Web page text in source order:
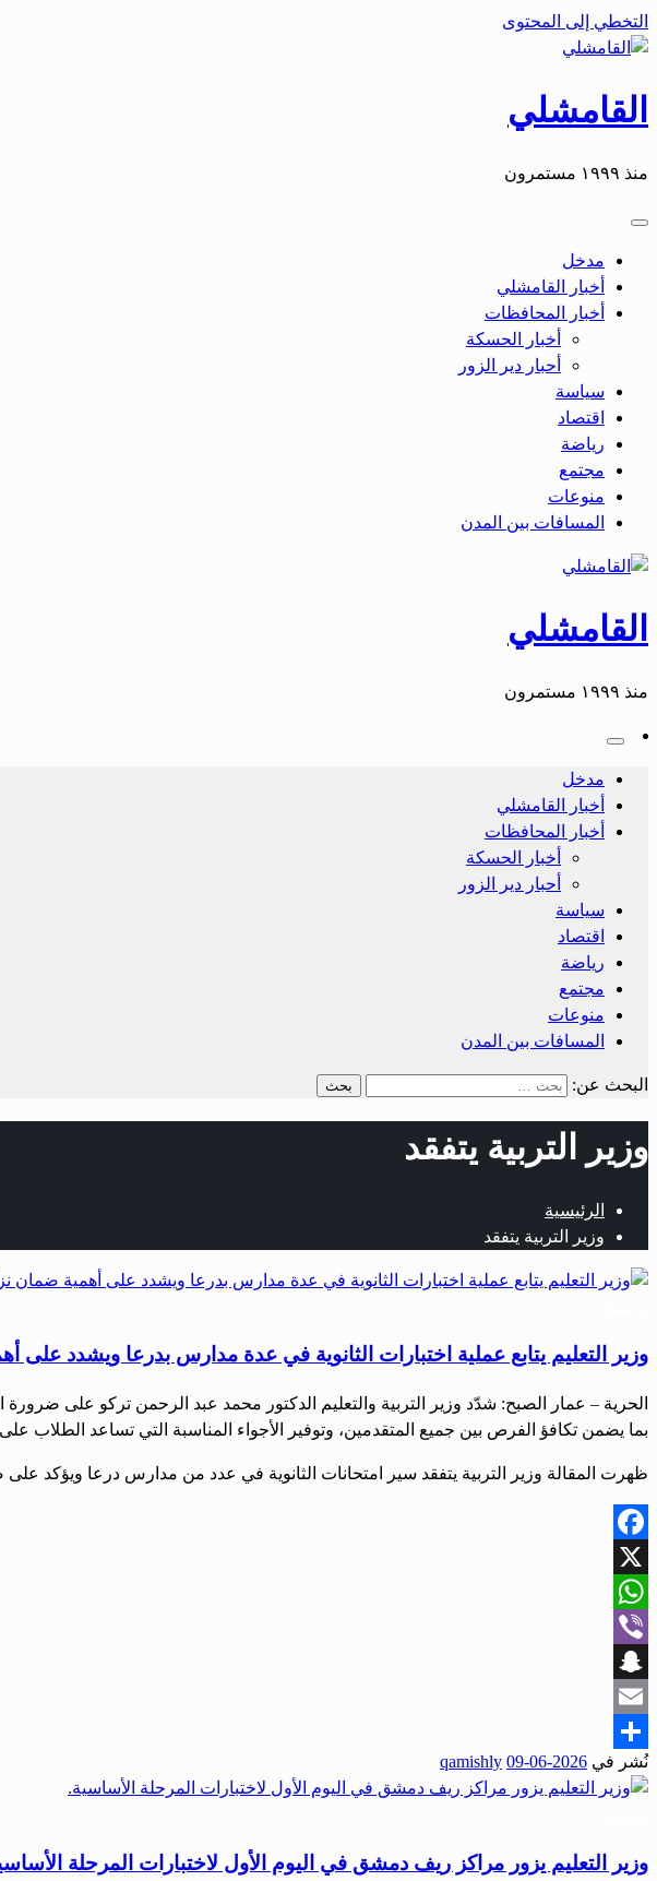
التخطي إلى المحتوى
القامشلي
منذ ١٩٩٩ مستمرون
مدخل
أخبار القامشلي
أخبار المحافظات
أخبار الحسكة
أحبار دير الزور
سياسة
اقتصاد
رياضة
مجتمع
منوعات
المسافات بين المدن
القامشلي
منذ ١٩٩٩ مستمرون
مدخل
أخبار القامشلي
أخبار المحافظات
أخبار الحسكة
أحبار دير الزور
سياسة
اقتصاد
رياضة
مجتمع
منوعات
المسافات بين المدن
البحث عن:
وزير التربية يتفقد
الرئيسية
وزير التربية يتفقد
وزير التعليم يتابع عملية اختبارات الثانوية في عدة مدارس بدرعا ويشدد على
الحرية – عمار الصبح: شدّد وزير التربية والتعليم الدكتور محمد عبد الرحمن تركو على
بما يضمن تكافؤ الفرص بين جميع المتقدمين، وتوفير الأجواء المناسبة التي تساعد الطلاب
ظهرت المقالة وزير التربية يتفقد سير امتحانات الثانوية في عدد من مدارس درعا ويؤكد
Facebook
X
WhatsApp
Viber
Snapchat
Email
Share
نُشر في 2026-06-09
qamishly
وزير التعليم يزور مراكز ريف دمشق في اليوم الأول لاختبارات المرحلة